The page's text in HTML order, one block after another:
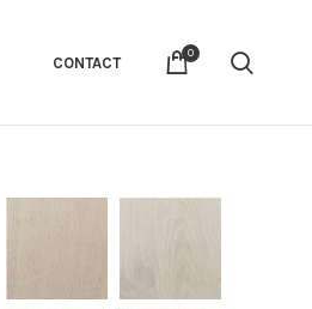
CONTACT
0